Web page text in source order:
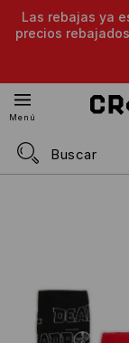
Las rebajas ya
precios
Menú